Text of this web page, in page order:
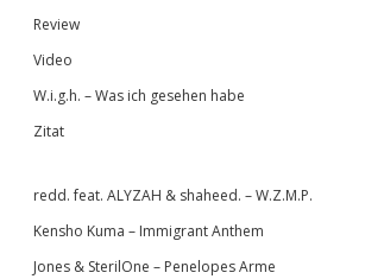
Review
Video
W.i.g.h. – Was ich gesehen habe
Zitat
redd. feat. ALYZAH & shaheed. – W.Z.M.P.
Kensho Kuma – Immigrant Anthem
Jones & SterilOne – Penelopes Arme